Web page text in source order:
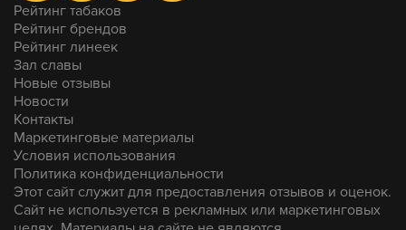
Рейтинг табаков
Рейтинг брендов
Рейтинг линеек
Зал славы
Новые отзывы
Новости
Контакты
Маркетинговые материалы
Условия использования
Политика конфиденциальности
Этот сайт служит для предоставления отзывов и оценок.
Сайт не используется в рекламных или маркетинговых